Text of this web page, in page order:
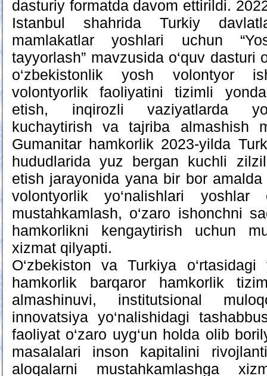
dasturiy formatda davom ettirildi.
Istanbul shahrida Turkiy
mamlakatlar yoshlari uchun
tayyorlash” mavzusida o‘quv dasturi
o‘zbekistonlik yosh volontyor
volontyorlik faoliyatini tizimli
etish, inqirozli vaziyatlarda
kuchaytirish va tajriba almashish
Gumanitar hamkorlik 2023-yilda
hududlarida yuz bergan kuchli
etish jarayonida yana bir bor amalda
volontyorlik yo‘nalishlari yoshlar
mustahkamlash, o‘zaro ishonchni
hamkorlikni kengaytirish uchun
xizmat qilyapti.
O‘zbekiston va Turkiya o‘rtasidagi
hamkorlik barqaror hamkorlik
almashinuvi, institutsional
innovatsiya yo‘nalishidagi
faoliyat o‘zaro uyg‘un holda olib
masalalari inson kapitalini
aloqalarni mustahkamlashga